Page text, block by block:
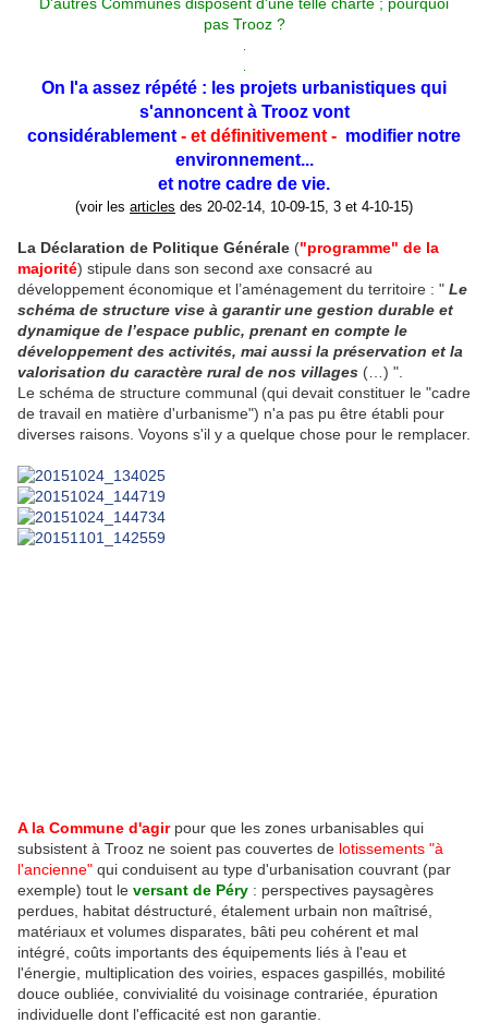
pas Trooz ?
On l'a assez répété : les projets urbanistiques qui
s'annoncent à Trooz vont
considérablement - et définitivement - modifier notre
environnement...
et notre cadre de vie.
(voir les articles des 20-02-14, 10-09-15, 3 et 4-10-15)
La Déclaration de Politique Générale ("programme" de la
majorité) stipule dans son second axe consacré au
développement économique et l’aménagement du territoire : " Le
schéma de structure vise à garantir une gestion durable et
dynamique de l’espace public, prenant en compte le
développement des activités, mai aussi la préservation et la
valorisation du caractère rural de nos villages (…) ".
Le schéma de structure communal (qui devait constituer le "cadre
de travail en matière d'urbanisme") n'a pas pu être établi pour
diverses raisons. Voyons s'il y a quelque chose pour le remplacer.
A la Commune d'agir pour que les zones urbanisables qui
subsistent à Trooz ne soient pas couvertes de lotissements "à
l'ancienne" qui conduisent au type d'urbanisation couvrant (par
exemple) tout le versant de Péry : perspectives paysagères
perdues, habitat déstructuré, étalement urbain non maîtrisé,
matériaux et volumes disparates, bâti peu cohérent et mal
intégré, coûts importants des équipements liés à l'eau et
l'énergie, multiplication des voiries, espaces gaspillés, mobilité
douce oubliée, convivialité du voisinage contrariée, épuration
individuelle dont l'efficacité est non garantie.